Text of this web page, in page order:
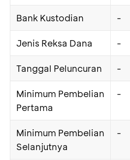
Bank Kustodian -
Jenis Reksa Dana -
Tanggal Peluncuran -
Minimum Pembelian
Pertama
-
Minimum Pembelian
Selanjutnya
-